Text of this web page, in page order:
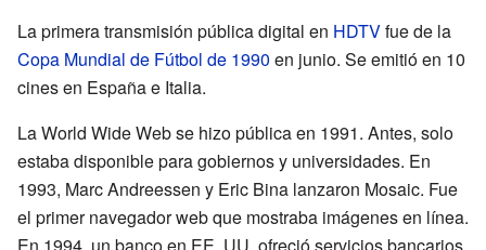
La primera transmisión pública digital en HDTVfue de la
Copa Mundial de Fútbol de 1990 en junio. Se emitió en 10
cines en España e Italia.
La World Wide Web se hizo pública en 1991. Antes, solo
estaba disponible para gobiernos y universidades. En
1993, Marc Andreessen y Eric Bina lanzaron Mosaic. Fue
el primer navegador web que mostraba imágenes en línea.
En 1994, un banco en EE. UU. ofreció servicios bancarios